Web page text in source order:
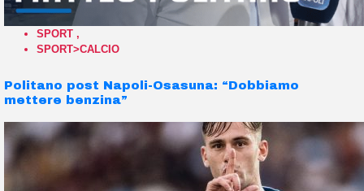
SPORT ,
SPORT>CALCIO
Politano post Napoli-Osasuna: “Dobbiamo
mettere benzina”